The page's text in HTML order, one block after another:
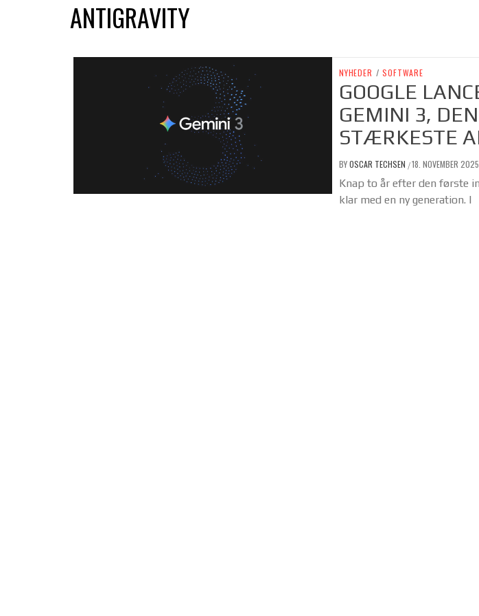
ANTIGRAVITY
NYHEDER / SOFTWARE
GOOGLE
GEMINI 3,
STÆRKESTE
BYOSCAR TECHSEN /18. NOVEMBER 2025
Knap to år efter den første
klar med en ny generation. I